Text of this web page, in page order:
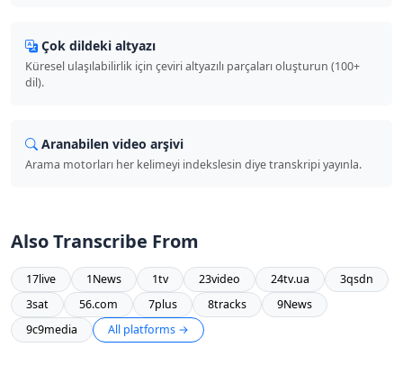
Çok dildeki altyazı
Küresel ulaşılabilirlik için çeviri altyazılı parçaları oluşturun (100+
dil).
Aranabilen video arşivi
Arama motorları her kelimeyi indekslesin diye transkripi yayınla.
Also Transcribe From
17live 1News 1tv 23video 24tv.ua
3qsdn
3sat
56.com 7plus 8tracks
9News
9c9media
All platforms →